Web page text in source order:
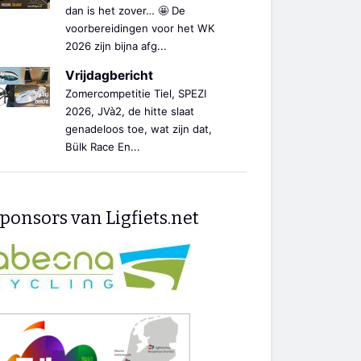
dan is het zover… 🤩 De
voorbereidingen voor het WK
2026 zijn bijna afg...
Vrijdagbericht
Zomercompetitie Tiel, SPEZI
2026, JVà2, de hitte slaat
genadeloos toe, wat zijn dat,
Bülk Race En...
van Ligfiets.net